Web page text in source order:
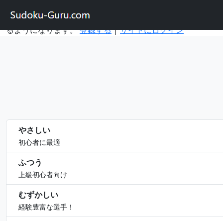
スで数独を解いたり、ゲームの進行状況を保存したりでき
るようになります。登録する|サイトにログイン
やさしい
初心者に最適
ふつう
上級初心者向け
むずかしい
経験豊富な選手！